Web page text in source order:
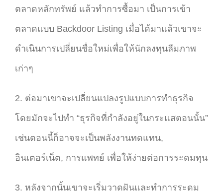
ตลาดหลักทรัพย์ แล้วทำการซื้อมา เป็นการเข้า
ตลาดแบบ Backdoor Listing เมื่อได้มาแล้วเขาจะ
ดำเนินการเปลี่ยนชื่อใหม่เพื่อให้นักลงทุนลืมภาพ
เก่าๆ
2. ต่อมาเขาจะเปลี่ยนแปลงรูปแบบการทำธุรกิจ
โดยมักจะไปทำ “ธุรกิจที่กำลังอยู่ในกระแสตอนนั้น”
เช่นตอนนี้ก็อาจจะเป็นพลังงานทดแทน,
อินเตอร์เน็ต, การแพทย์ เพื่อให้ง่ายต่อการระดมทุน
3. หลังจากนั้นเขาจะเริ่มวาดฝันและทำการระดม